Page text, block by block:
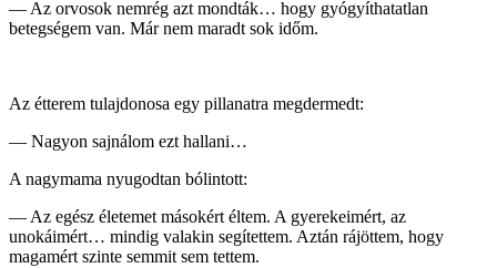
— Az orvosok nemrég azt mondták… hogy gyógyíthatatlan
betegségem van. Már nem maradt sok időm.
Az étterem tulajdonosa egy pillanatra megdermedt:
— Nagyon sajnálom ezt hallani…
A nagymama nyugodtan bólintott:
— Az egész életemet másokért éltem. A gyerekeimért, az
unokáimért… mindig valakin segítettem. Aztán rájöttem, hogy
magamért szinte semmit sem tettem.